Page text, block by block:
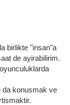
birlikte "insan"a
de ayirabilirim.
da konusmak ve